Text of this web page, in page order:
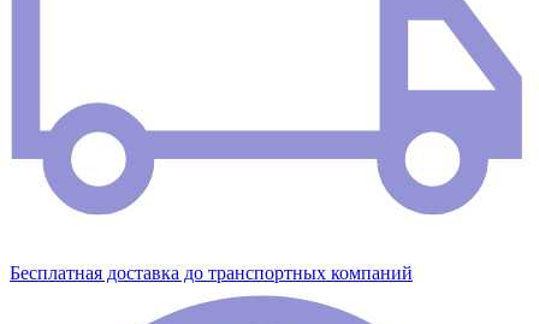
Бесплатная доставка до транспортных компаний